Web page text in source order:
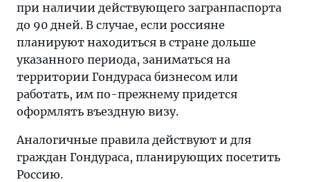
при наличии действующего загранпаспорта
до 90 дней. В случае, если россияне
планируют находиться в стране дольше
указанного периода, заниматься на
территории Гондураса бизнесом или
работать, им по-прежнему придется
оформлять въездную визу.
Аналогичные правила действуют и для
граждан Гондураса, планирующих посетить
Россию.